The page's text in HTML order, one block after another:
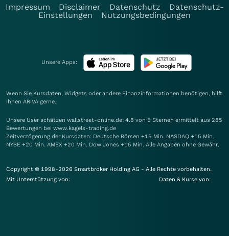
Impressum
Disclaimer Datenschutz
Datenschutz-
Einstellungen
Nutzungsbedingungen
Unsere Apps:
Wenn Sie Kursdaten, Widgets oder andere Finanzinformationen benötigen, hilft
Ihnen ARIVA gerne.
Unsere User schätzen wallstreet-online.de: 4.8 von 5 Sternen ermittelt aus 285
Bewertungen bei www.kagels-trading.de
Zeitverzögerung der Kursdaten: Deutsche Börsen +15 Min. NASDAQ +15 Min.
NYSE +20 Min. AMEX +20 Min. Dow Jones +15 Min. Alle Angaben ohne Gewähr.
Copyright © 1998-2026 Smartbroker Holding AG - Alle Rechte vorbehalten.
Mit Unterstützung von:
Daten & Kurse von: